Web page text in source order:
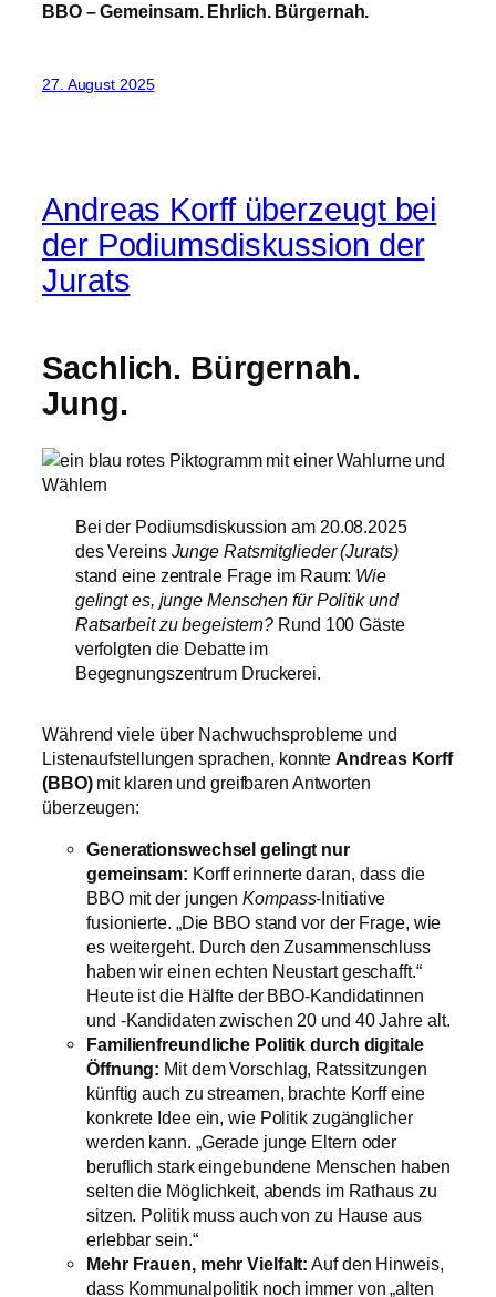
BBO – Gemeinsam. Ehrlich. Bürgernah.
27. August 2025
Andreas Korff überzeugt bei
der Podiumsdiskussion der
Jurats
Sachlich. Bürgernah.
Jung.
Bei der Podiumsdiskussion am 20.08.2025
des Vereins Junge Ratsmitglieder (Jurats)
stand eine zentrale Frage im Raum: Wie
gelingt es, junge Menschen für Politik und
Ratsarbeit zu begeistern? Rund 100 Gäste
verfolgten die Debatte im
Begegnungszentrum Druckerei.
Während viele über Nachwuchsprobleme und
Listenaufstellungen sprachen, konnte Andreas Korff
(BBO)mit klaren und greifbaren Antworten
überzeugen:
Generationswechsel gelingt nur
gemeinsam: Korff erinnerte daran, dass die
BBO mit der jungenKompass-Initiative
fusionierte. „Die BBO stand vor der Frage, wie
es weitergeht. Durch den Zusammenschluss
haben wir einen echten Neustart geschafft.“
Heute ist die Hälfte der BBO-Kandidatinnen
und -Kandidaten zwischen 20 und 40 Jahre alt.
Familienfreundliche Politik durch digitale
Öffnung: Mit dem Vorschlag, Ratssitzungen
künftig auch zu streamen, brachte Korff eine
konkrete Idee ein, wie Politik zugänglicher
werden kann. „Gerade junge Eltern oder
beruflich stark eingebundene Menschen haben
selten die Möglichkeit, abends im Rathaus zu
sitzen. Politik muss auch von zu Hause aus
erlebbar sein.“
Mehr Frauen, mehr Vielfalt: Auf den Hinweis,
dass Kommunalpolitik noch immer von „alten